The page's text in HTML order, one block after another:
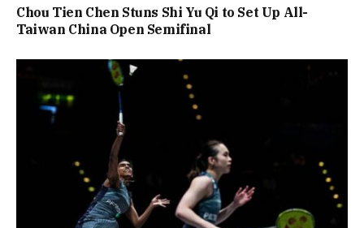
Chou Tien Chen Stuns Shi Yu Qi to Set Up All-
Taiwan China Open Semifinal